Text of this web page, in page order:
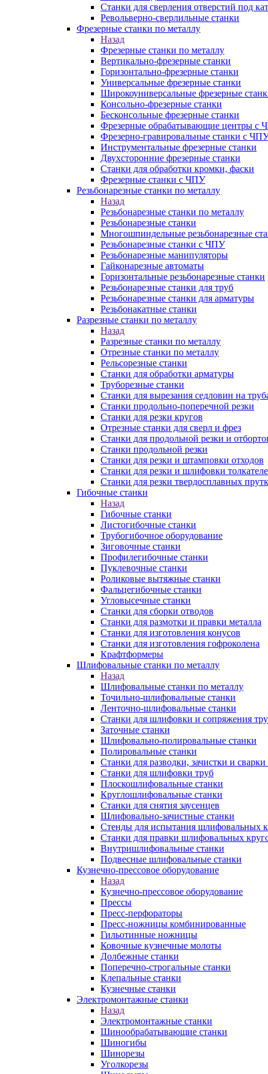
Станки для сверления отверстий под
Револьверно-сверлильные станки
Фрезерные станки по металлу
Назад
Фрезерные станки по металлу
Вертикально-фрезерные станки
Горизонтально-фрезерные станки
Универсальные фрезерные станки
Широкоуниверсальные фрезерные
Консольно-фрезерные станки
Бесконсольные фрезерные станки
Фрезерные обрабатывающие центры с
Фрезерно-гравировальные станки с
Инструментальные фрезерные станки
Двухсторонние фрезерные станки
Станки для обработки кромки, фаски
Фрезерные станки с ЧПУ
Резьбонарезные станки по металлу
Назад
Резьбонарезные станки по металлу
Резьбонарезные станки
Многошпиндельные резьбонарезные
Резьбонарезные станки с ЧПУ
Резьбонарезные манипуляторы
Гайконарезные автоматы
Горизонтальные резьбонарезные станки
Резьбонарезные станки для труб
Резьбонарезные станки для арматуры
Резьбонакатные станки
Разрезные станки по металлу
Назад
Разрезные станки по металлу
Отрезные станки по металлу
Рельсорезные станки
Станки для обработки арматуры
Труборезные станки
Станки для вырезания седловин на
Станки продольно-поперечной резки
Станки для резки кругов
Отрезные станки для сверл и фрез
Станки для продольной резки и
Станки продольной резки
Станки для резки и штамповки отходов
Станки для резки и шлифовки
Станки для резки твердосплавных
Гибочные станки
Назад
Гибочные станки
Листогибочные станки
Трубогибочное оборудование
Зиговочные станки
Профилегибочные станки
Пуклевочные станки
Роликовые вытяжные станки
Фальцегибочные станки
Угловысечные станки
Станки для сборки отводов
Станки для размотки и правки металла
Станки для изготовления конусов
Станки для изготовления гофроколена
Крафтформеры
Шлифовальные станки по металлу
Назад
Шлифовальные станки по металлу
Точильно-шлифовальные станки
Ленточно-шлифовальные станки
Станки для шлифовки и сопряжения
Заточные станки
Шлифовально-полировальные станки
Полировальные станки
Станки для разводки, зачистки и сварки
Станки для шлифовки труб
Плоскошлифовальные станки
Круглошлифовальные станки
Станки для снятия заусенцев
Шлифовально-зачистные станки
Стенды для испытания шлифовальных
Станки для правки шлифовальных
Внутришлифовальные станки
Подвесные шлифовальные станки
Кузнечно-прессовое оборудование
Назад
Кузнечно-прессовое оборудование
Прессы
Пресс-перфораторы
Пресс-ножницы комбинированные
Гильотинные ножницы
Ковочные кузнечные молоты
Долбежные станки
Поперечно-строгальные станки
Клепальные станки
Кузнечные станки
Электромонтажные станки
Назад
Электромонтажные станки
Шинообрабатывающие станки
Шиногибы
Шинорезы
Уголкорезы